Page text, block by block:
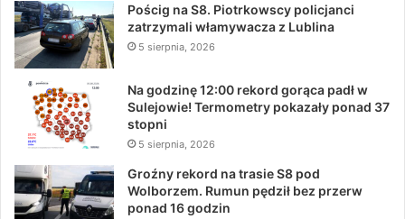
Pościg na S8. Piotrkowscy policjanci
zatrzymali włamywacza z Lublina
5 sierpnia, 2026
Na godzinę 12:00 rekord gorąca padł w
Sulejowie! Termometry pokazały ponad 37
stopni
5 sierpnia, 2026
Groźny rekord na trasie S8 pod
Wolborzem. Rumun pędził bez przerw
ponad 16 godzin